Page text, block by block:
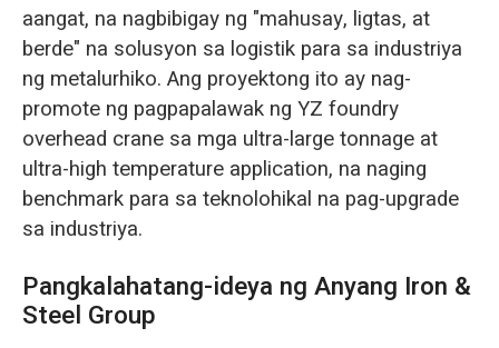
aangat, na nagbibigay ng "mahusay, ligtas, at
berde" na solusyon sa logistik para sa industriya
ng metalurhiko. Ang proyektong ito ay nag-
promote ng pagpapalawak ng YZ foundry
overhead crane sa mga ultra-large tonnage at
ultra-high temperature application, na naging
benchmark para sa teknolohikal na pag-upgrade
sa industriya.
Pangkalahatang-ideya ng Anyang Iron &
Steel Group